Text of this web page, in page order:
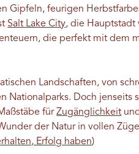
Gipfeln, feurigen
Salt Lake City, die Hauptstadt
die perfekt mit dem
Landschaften, von
Nationalparks. Doch jenseits
fürZugänglichkeit
der Natur in vollen
Erfolg haben)